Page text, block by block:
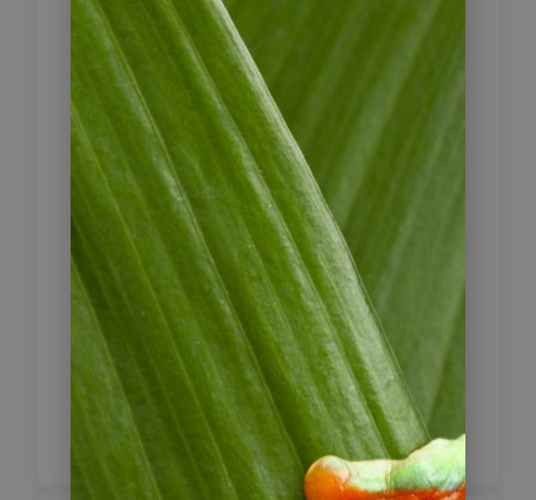
Bei einer Wanderung über einfache
Wege erkunden Sie das Gebiet zu
Fuß zusammen mit Ihrem Guide, der
Ihnen mehr zu dieser faszinierenden
Landschaft erzählt. Im Vergleich zum
Cocora-Tal ist die Region bei San
Félix deutlich weniger touristisch
erschlossen und wirkt insgesamt
ruhiger und ursprünglicher. Am
Nachmittag kehren Sie nach
Salamina zurück.
Inklusive Frühstück